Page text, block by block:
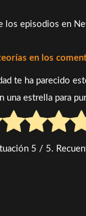
episodios en
en los
te ha parecido
una estrella para
5 / 5.